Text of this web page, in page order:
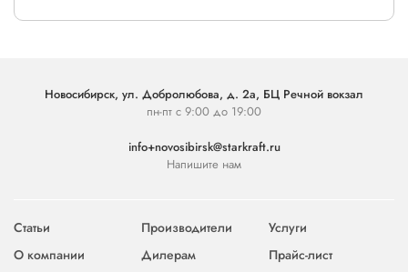
Новосибирск, ул. Добролюбова, д. 2а, БЦ Речной вокзал
пн-пт с 9:00 до 19:00
info+novosibirsk@starkraft.ru
Напишите нам
Статьи Производители
Услуги
О компании
Дилерам Прайс-лист